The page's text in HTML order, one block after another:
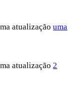
atualizaçãouma
atualização2